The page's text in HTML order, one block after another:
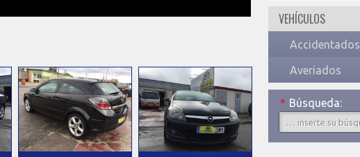
VEHÍCULOS
Accidentados
Averiados
Búsqueda:
*